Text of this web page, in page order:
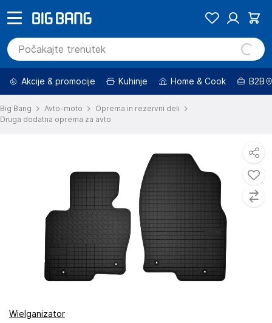
Akcije & promocije Kuhinje Home & Cook B2B
Big Bang Avto-moto
Oprema in rezervni deli
Druga dodatna oprema za avto
Wielganizator